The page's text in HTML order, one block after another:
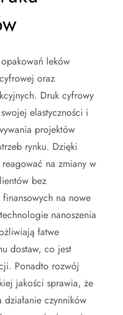
leków
oraz
Druk cyfrowy
elastyczności i
projektów
rynku. Dzięki
na zmiany w
bez
na nowe
nanoszenia
łatwe
dostaw, co jest
Ponadto rozwój
jakości sprawia, że
czynników